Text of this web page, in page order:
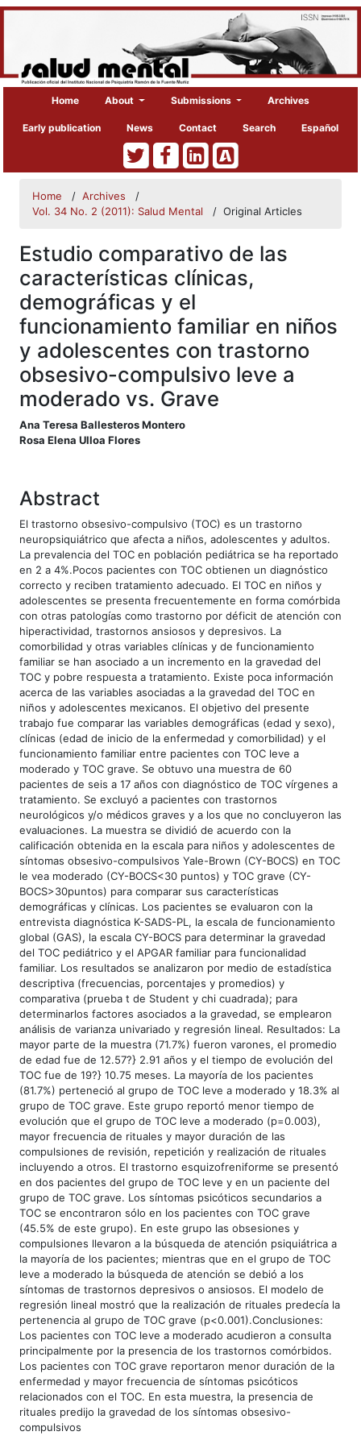
Home About Submissions Archives
Early publication News Contact Search Español
Home / Archives
/
Vol. 34 No. 2 (2011): Salud Mental
/ Original Articles
Estudio comparativo de las
características clínicas,
demográficas y el
funcionamiento familiar en niños
y adolescentes con trastorno
obsesivo-compulsivo leve a
moderado vs. Grave
Ana Teresa Ballesteros Montero
Rosa Elena Ulloa Flores
Abstract
El trastorno obsesivo-compulsivo (TOC) es un trastorno
neuropsiquiátrico que afecta a niños, adolescentes y adultos.
La prevalencia del TOC en población pediátrica se ha reportado
en 2 a 4%.Pocos pacientes con TOC obtienen un diagnóstico
correcto y reciben tratamiento adecuado. El TOC en niños y
adolescentes se presenta frecuentemente en forma comórbida
con otras patologías como trastorno por déficit de atención con
hiperactividad, trastornos ansiosos y depresivos. La
comorbilidad y otras variables clínicas y de funcionamiento
familiar se han asociado a un incremento en la gravedad del
TOC y pobre respuesta a tratamiento. Existe poca información
acerca de las variables asociadas a la gravedad del TOC en
niños y adolescentes mexicanos. El objetivo del presente
trabajo fue comparar las variables demográficas (edad y sexo),
clínicas (edad de inicio de la enfermedad y comorbilidad) y el
funcionamiento familiar entre pacientes con TOC leve a
moderado y TOC grave. Se obtuvo una muestra de 60
pacientes de seis a 17 años con diagnóstico de TOC vírgenes a
tratamiento. Se excluyó a pacientes con trastornos
neurológicos y/o médicos graves y a los que no concluyeron las
evaluaciones. La muestra se dividió de acuerdo con la
calificación obtenida en la escala para niños y adolescentes de
síntomas obsesivo-compulsivos Yale-Brown (CY-BOCS) en TOC
le vea moderado (CY-BOCS<30 puntos) y TOC grave (CY-
BOCS>30puntos) para comparar sus características
demográficas y clínicas. Los pacientes se evaluaron con la
entrevista diagnóstica K-SADS-PL, la escala de funcionamiento
global (GAS), la escala CY-BOCS para determinar la gravedad
del TOC pediátrico y el APGAR familiar para funcionalidad
familiar. Los resultados se analizaron por medio de estadística
descriptiva (frecuencias, porcentajes y promedios) y
comparativa (prueba t de Student y chi cuadrada); para
determinarlos factores asociados a la gravedad, se emplearon
análisis de varianza univariado y regresión lineal. Resultados: La
mayor parte de la muestra (71.7%) fueron varones, el promedio
de edad fue de 12.57?} 2.91 años y el tiempo de evolución del
TOC fue de 19?} 10.75 meses. La mayoría de los pacientes
(81.7%) perteneció al grupo de TOC leve a moderado y 18.3% al
grupo de TOC grave. Este grupo reportó menor tiempo de
evolución que el grupo de TOC leve a moderado (p=0.003),
mayor frecuencia de rituales y mayor duración de las
compulsiones de revisión, repetición y realización de rituales
incluyendo a otros. El trastorno esquizofreniforme se presentó
en dos pacientes del grupo de TOC leve y en un paciente del
grupo de TOC grave. Los síntomas psicóticos secundarios a
TOC se encontraron sólo en los pacientes con TOC grave
(45.5% de este grupo). En este grupo las obsesiones y
compulsiones llevaron a la búsqueda de atención psiquiátrica a
la mayoría de los pacientes; mientras que en el grupo de TOC
leve a moderado la búsqueda de atención se debió a los
síntomas de trastornos depresivos o ansiosos. El modelo de
regresión lineal mostró que la realización de rituales predecía la
pertenencia al grupo de TOC grave (p<0.001).Conclusiones:
Los pacientes con TOC leve a moderado acudieron a consulta
principalmente por la presencia de los trastornos comórbidos.
Los pacientes con TOC grave reportaron menor duración de la
enfermedad y mayor frecuencia de síntomas psicóticos
relacionados con el TOC. En esta muestra, la presencia de
rituales predijo la gravedad de los síntomas obsesivo-
compulsivos